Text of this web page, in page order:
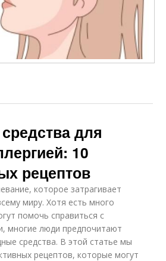
для
10
рецептов
которое затрагивает
миру. Хотя есть много
помочь справиться с
многие люди предпочитают
средства. В этой статье мы
рецептов, которые могут